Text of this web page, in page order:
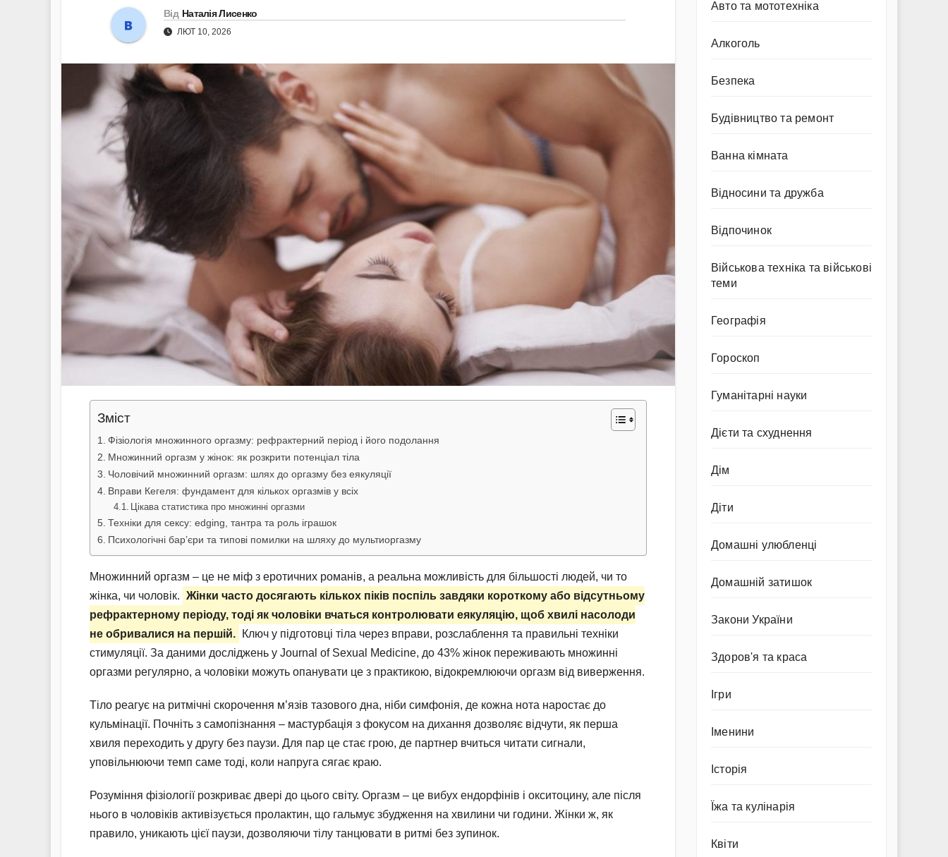
Від Наталія Лисенко
ЛЮТ 10, 2026
Зміст
Фізіологія множинного оргазму: рефрактерний період і його подолання
Множинний оргазм у жінок: як розкрити потенціал тіла
Чоловічий множинний оргазм: шлях до оргазму без еякуляції
Вправи Кегеля: фундамент для кількох оргазмів у всіх
Цікава статистика про множинні оргазми
Техніки для сексу: edging, тантра та роль іграшок
Психологічні бар’єри та типові помилки на шляху до мультиоргазму
Множинний оргазм – це не міф з еротичних романів, а реальна можливість для більшості людей, чи то
жінка, чи чоловік. Жінки часто досягають кількох піків поспіль завдяки короткому або відсутньому
рефрактерному періоду, тоді як чоловіки вчаться контролювати еякуляцію, щоб хвилі насолоди
не обривалися на першій.
Ключ у підготовці тіла через вправи, розслаблення та правильні техніки
стимуляції. За даними досліджень у Journal of Sexual Medicine, до 43% жінок переживають множинні
оргазми регулярно, а чоловіки можуть опанувати це з практикою, відокремлюючи оргазм від виверження.
Тіло реагує на ритмічні скорочення м’язів тазового дна, ніби симфонія, де кожна нота наростає до
кульмінації. Почніть з самопізнання – мастурбація з фокусом на дихання дозволяє відчути, як перша
хвиля переходить у другу без паузи. Для пар це стає грою, де партнер вчиться читати сигнали,
уповільнюючи темп саме тоді, коли напруга сягає краю.
Розуміння фізіології розкриває двері до цього світу. Оргазм – це вибух ендорфінів і окситоцину, але після
нього в чоловіків активізується пролактин, що гальмує збудження на хвилини чи години. Жінки ж, як
правило, уникають цієї паузи, дозволяючи тілу танцювати в ритмі без зупинок.
Авто та мототехніка
Алкоголь
Безпека
Будівництво та ремонт
Ванна кімната
Відносини та дружба
Відпочинок
Військова техніка та військові
теми
Географія
Гороскоп
Гуманітарні науки
Дієти та схуднення
Дім
Діти
Домашні улюбленці
Домашній затишок
Закони України
Здоров'я та краса
Ігри
Іменини
Історія
Їжа та кулінарія
Квіти